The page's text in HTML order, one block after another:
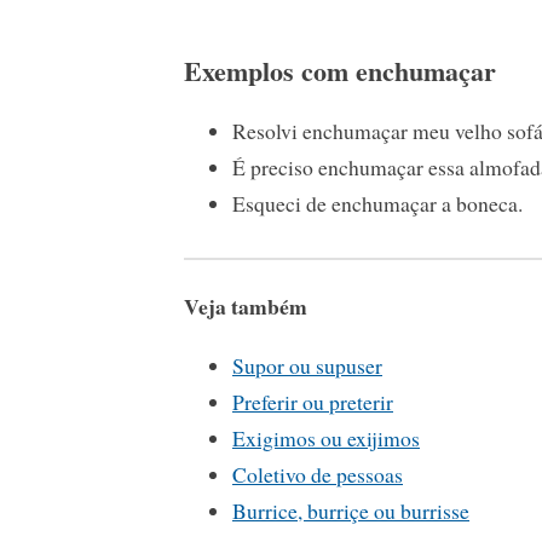
Exemplos com enchumaçar
Resolvi enchumaçar meu velho
É preciso enchumaçar essa
Esqueci de enchumaçar a boneca.
Veja também
Supor ou supuser
Preferir ou preterir
Exigimos ou exijimos
Coletivo de pessoas
Burrice, burriçe ou burrisse